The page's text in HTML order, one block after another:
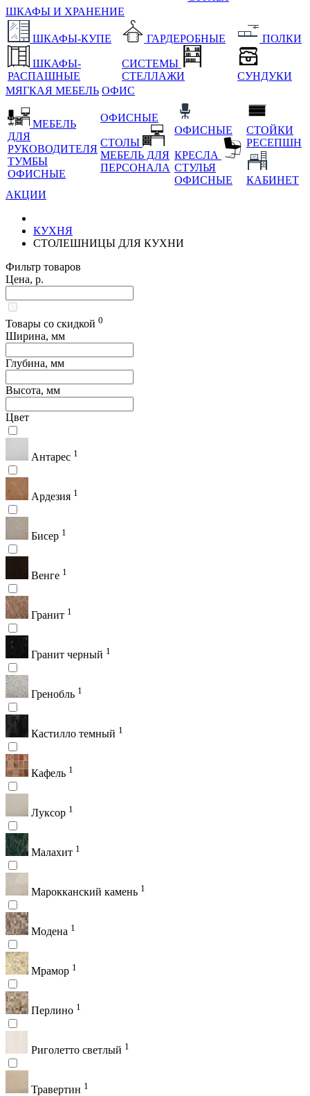
ШКАФЫ И ХРАНЕНИЕ
ШКАФЫ-КУПЕ
ШКАФЫ-
РАСПАШНЫЕ
ГАРДЕРОБНЫЕ
СИСТЕМЫ
СТЕЛЛАЖИ
ПОЛКИ
СУНДУКИ
МЯГКАЯ МЕБЕЛЬ ОФИС
МЕБЕЛЬ
ДЛЯ
РУКОВОДИТЕЛЯ
ТУМБЫ
ОФИСНЫЕ
ОФИСНЫЕ
СТОЛЫ
МЕБЕЛЬ ДЛЯ
ПЕРСОНАЛА
ОФИСНЫЕ
КРЕСЛА
СТУЛЬЯ
ОФИСНЫЕ
СТОЙКИ
РЕСЕПШН
КАБИНЕТ
АКЦИИ
КУХНЯ
СТОЛЕШНИЦЫ ДЛЯ КУХНИ
Фильтр товаров
Цена, р.
Товары со скидкой 0
Ширина, мм
Глубина, мм
Высота, мм
Цвет
Антарес 1
Ардезия 1
Бисер 1
Венге 1
Гранит 1
Гранит черный 1
Гренобль 1
Кастилло темный 1
Кафель 1
Луксор 1
Малахит 1
Марокканский камень 1
Модена 1
Мрамор 1
Перлино 1
Риголетто светлый 1
Травертин 1